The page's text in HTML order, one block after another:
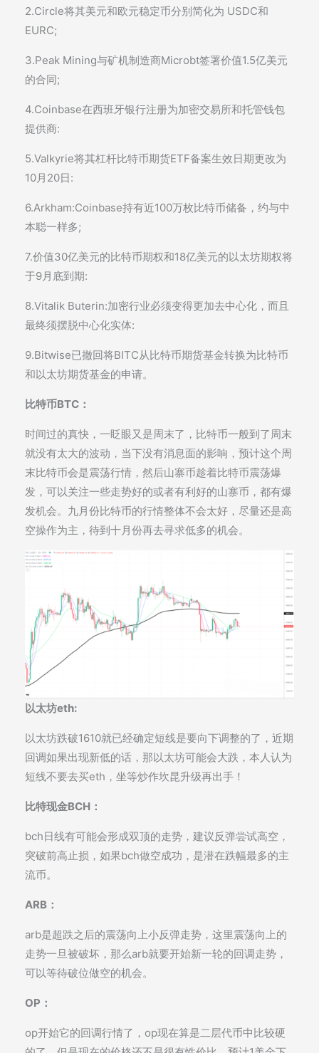
2.Circle将其美元和欧元稳定币分别简化为 USDC和
EURC;
3.Peak Mining与矿机制造商Microbt签署价值1.5亿美元
的合同;
4.Coinbase在西班牙银行注册为加密交易所和托管钱包
提供商:
5.Valkyrie将其杠杆比特币期货ETF备案生效日期更改为
10月20日:
6.Arkham:Coinbase持有近100万枚比特币储备，约与中
本聪一样多;
7.价值30亿美元的比特币期权和18亿美元的以太坊期权将
于9月底到期:
8.Vitalik Buterin:加密行业必须变得更加去中心化，而且
最终须摆脱中心化实体:
9.Bitwise已撤回将BITC从比特币期货基金转换为比特币
和以太坊期货基金的申请。
比特币BTC：
时间过的真快，一眨眼又是周末了，比特币一般到了周末
就没有太大的波动，当下没有消息面的影响，预计这个周
末比特币会是震荡行情，然后山寨币趁着比特币震荡爆
发，可以关注一些走势好的或者有利好的山寨币，都有爆
发机会。九月份比特币的行情整体不会太好，尽量还是高
空操作为主，待到十月份再去寻求低多的机会。
以太坊eth:
以太坊跌破1610就已经确定短线是要向下调整的了，近期
回调如果出现新低的话，那以太坊可能会大跌，本人认为
短线不要去买eth，坐等炒作坎昆升级再出手！
比特现金BCH：
bch日线有可能会形成双顶的走势，建议反弹尝试高空，
突破前高止损，如果bch做空成功，是潜在跌幅最多的主
流币。
ARB：
arb是超跌之后的震荡向上小反弹走势，这里震荡向上的
走势一旦被破坏，那么arb就要开始新一轮的回调走势，
可以等待破位做空的机会。
OP：
op开始它的回调行情了，op现在算是二层代币中比较硬